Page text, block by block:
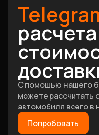
расчета
С помощью нашего
можете рассчитать
автомобиля всего в
Попробовать